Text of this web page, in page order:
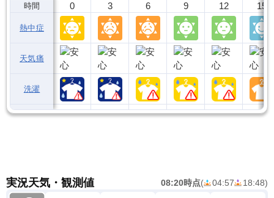
時間
熱中症
天気痛
洗濯
0 3 6 9 12 15
実況天気・観測値 08:20時点( 04:57 18:48)